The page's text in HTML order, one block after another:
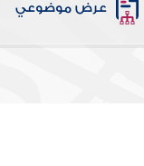
عرض موضوعي